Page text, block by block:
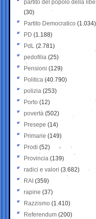
partito del popolo della
(30)
Partito Democratico (1.034)
PD (1.188)
PdL (2.781)
pedofilia (25)
Pensioni (129)
Politica (40.790)
polizia (253)
Porto (12)
povertà (502)
Presepe (14)
Primarie (149)
Prodi (52)
Provincia (139)
radici e valori (3.682)
RAI (359)
rapine (37)
Razzismo (1.410)
Referendum (200)